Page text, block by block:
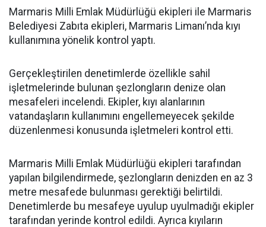
Marmaris Milli Emlak Müdürlüğü ekipleri ile Marmaris
Belediyesi Zabıta ekipleri, Marmaris Limanı’nda kıyı
kullanımına yönelik kontrol yaptı.
Gerçekleştirilen denetimlerde özellikle sahil
işletmelerinde bulunan şezlongların denize olan
mesafeleri incelendi. Ekipler, kıyı alanlarının
vatandaşların kullanımını engellemeyecek şekilde
düzenlenmesi konusunda işletmeleri kontrol etti.
Marmaris Milli Emlak Müdürlüğü ekipleri tarafından
yapılan bilgilendirmede, şezlongların denizden en az 3
metre mesafede bulunması gerektiği belirtildi.
Denetimlerde bu mesafeye uyulup uyulmadığı ekipler
tarafından yerinde kontrol edildi. Ayrıca kıyıların